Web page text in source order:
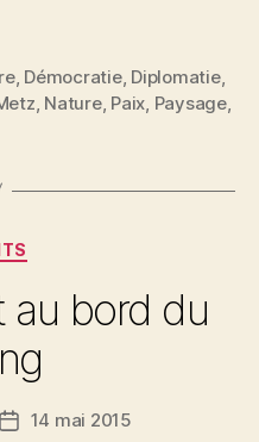
, Démocratie, Diplomatie,
, Nature, Paix, Paysage,
au bord du
Date14 mai 2015